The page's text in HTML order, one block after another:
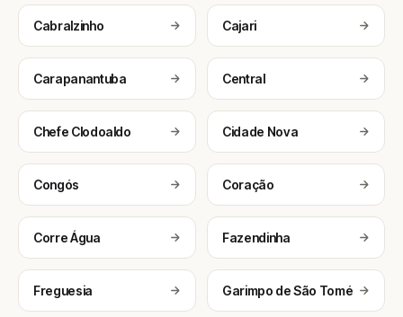
Cabralzinho Cajari
Carapanantuba Central
Chefe Clodoaldo Cidade Nova
Congós Coração
Corre Água Fazendinha
Freguesia Garimpo de São Tomé